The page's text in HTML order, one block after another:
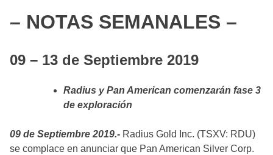
– NOTAS SEMANALES –
09 – 13 de Septiembre 2019
Radius y Pan American comenzarán fase 3
de exploración
09 de Septiembre 2019.- Radius Gold Inc. (TSXV: RDU)
se complace en anunciar que Pan American Silver Corp.